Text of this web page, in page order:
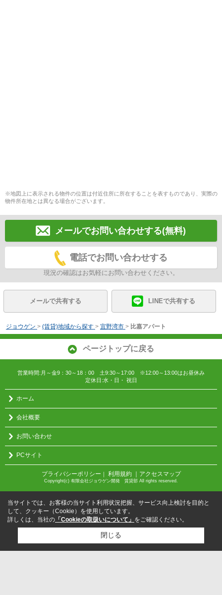
※地図上に表示される物件の位置は付近住所に所在することを表すものであり、実際の
物件所在地とは異なる場合がございます。
メールでお問い合わせする(無料)
電話でお問い合わせする
現況の確認はお気軽にお問い合わせください。
メールで共有する LINEで共有する
ジョウゲン > (賃貸)地域から探す > 宜野湾市 > 比嘉アパート
ページトップに戻る
営業時間:月～金9：30～18：00 土9:30～17:00 ※12:00～13:00はお昼休み
定休日:水・日・ 祝日
ホーム
会社概要
お問い合わせ
PCサイト
プライバシーポリシー 利用規約 ｜アクセスマップ
Copyright(c) 有限会社ジョウゲン開発 賃貸部 All rights reserved.
当サイトでは、お客様の当サイト利用状況把握、サービス向上検討を目的と
して、クッキー（Cookie）を使用しています。
詳しくは、当社の 「Cookieの取扱いについて」 をご確認ください。
閉じる